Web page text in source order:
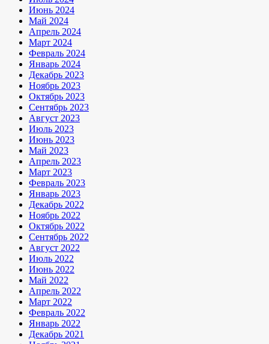
Июнь 2024
Май 2024
Апрель 2024
Март 2024
Февраль 2024
Январь 2024
Декабрь 2023
Ноябрь 2023
Октябрь 2023
Сентябрь 2023
Август 2023
Июль 2023
Июнь 2023
Май 2023
Апрель 2023
Март 2023
Февраль 2023
Январь 2023
Декабрь 2022
Ноябрь 2022
Октябрь 2022
Сентябрь 2022
Август 2022
Июль 2022
Июнь 2022
Май 2022
Апрель 2022
Март 2022
Февраль 2022
Январь 2022
Декабрь 2021